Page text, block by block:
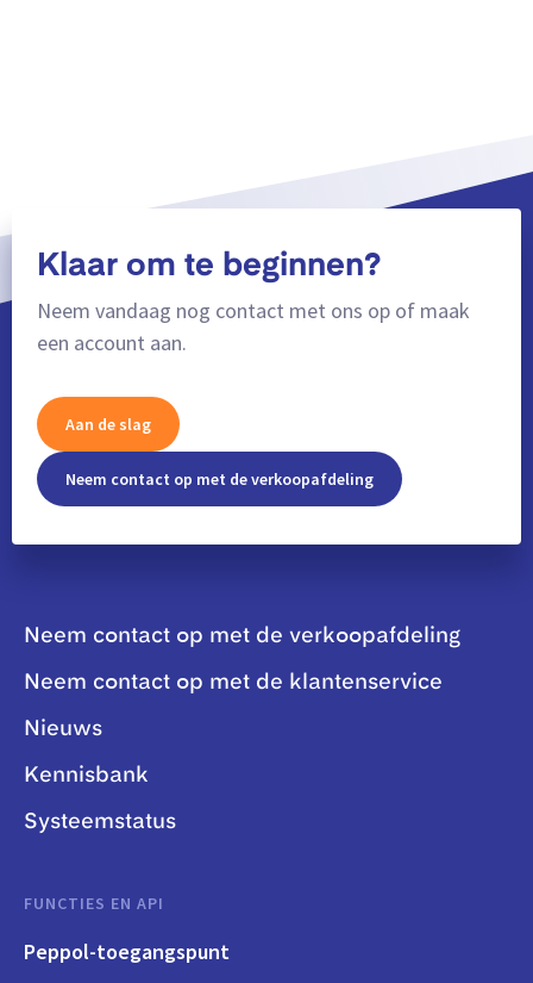
Klaar om te beginnen?
Neem vandaag nog contact met ons op of maak
een account aan.
Aan de slag
Neem contact op met de verkoopafdeling
Neem contact op met de verkoopafdeling
Neem contact op met de klantenservice
Nieuws
Kennisbank
Systeemstatus
FUNCTIES EN API
Peppol-toegangspunt